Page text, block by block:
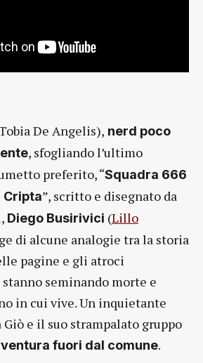
De Angelis), nerd poco
, sfogliando l’ultimo
preferito, “Squadra 666
Cripta”, scritto e disegnato da
Diego Busirivici (Lillo
di alcune analogie tra la storia
pagine e gli atroci
seminando morte e
in cui vive. Un inquietante
e il suo strampalato gruppo
fuori dal comune.